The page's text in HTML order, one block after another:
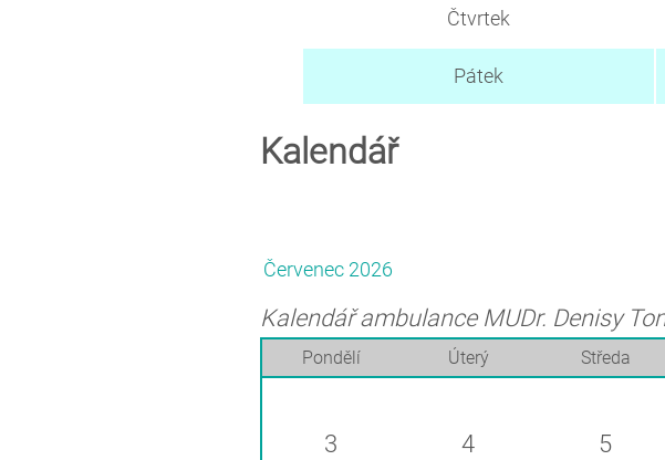
Čtvrtek
Pátek
Kalendář
Červenec 2026
Kalendář ambulance MUDr. Denisy
Pondělí Úterý Středa
3
4 5